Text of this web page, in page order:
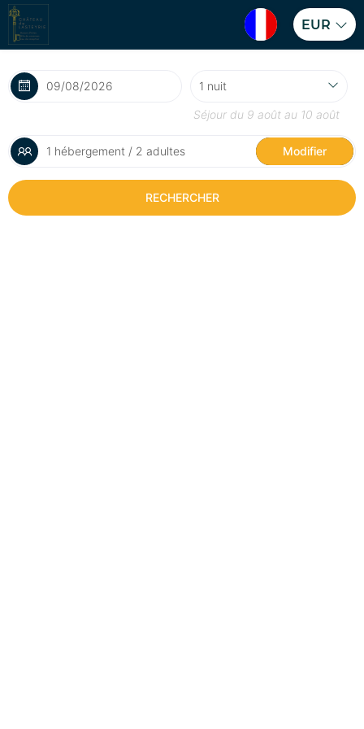
EUR
Séjour du 9 août au 10 août
1 hébergement / 2 adultes Modifier